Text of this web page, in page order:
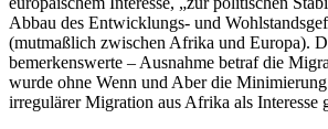
Abbau des Entwicklungs- und
(mutmaßlich zwischen Afrika und Europa).
bemerkenswerte – Ausnahme betraf die
wurde ohne Wenn und Aber die Minimierung
irregulärer Migration aus Afrika als Interesse